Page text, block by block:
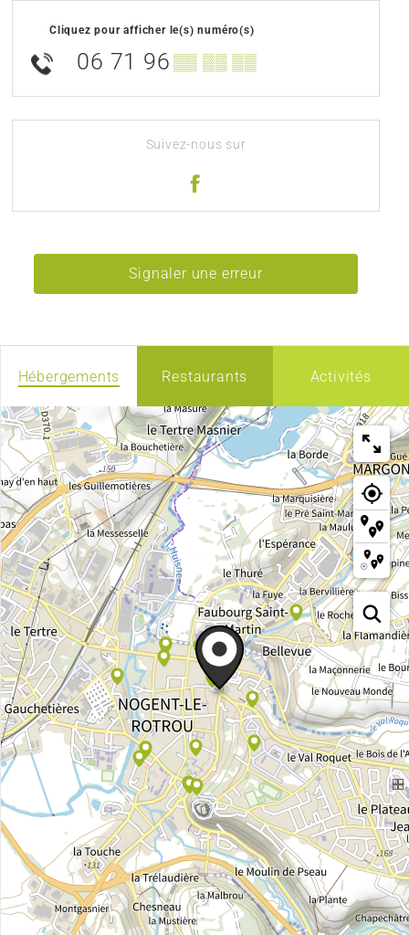
Cliquez pour afficher le(s) numéro(s)
06 71 96 ▒▒ ▒▒ ▒▒
Suivez-nous sur
Signaler une erreur
Hébergements Restaurants Activités